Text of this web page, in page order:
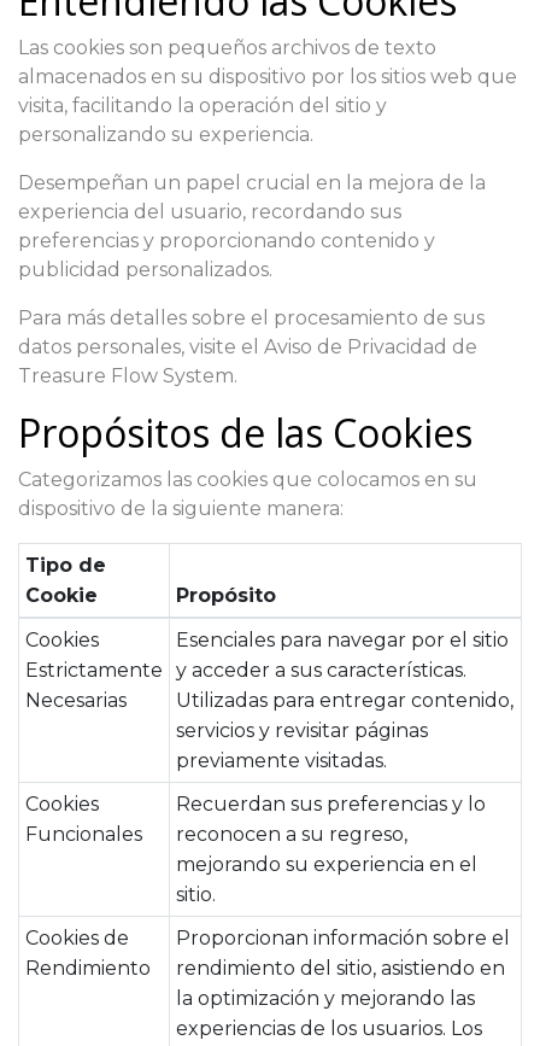
Las cookies son pequeños archivos de texto
almacenados en su dispositivo por los sitios web que
visita, facilitando la operación del sitio y
personalizando su experiencia.
Desempeñan un papel crucial en la mejora de la
experiencia del usuario, recordando sus
preferencias y proporcionando contenido y
publicidad personalizados.
Para más detalles sobre el procesamiento de sus
datos personales, visite el Aviso de Privacidad de
Treasure Flow System.
Propósitos de las Cookies
Categorizamos las cookies que colocamos en su
dispositivo de la siguiente manera:
Tipo de
Cookie
Propósito
Cookies
Estrictamente
Necesarias
Esenciales para navegar por el sitio
y acceder a sus características.
Utilizadas para entregar contenido,
servicios y revisitar páginas
previamente visitadas.
Cookies
Funcionales
Recuerdan sus preferencias y lo
reconocen a su regreso,
mejorando su experiencia en el
sitio.
Cookies de
Rendimiento
Proporcionan información sobre el
rendimiento del sitio, asistiendo en
la optimización y mejorando las
experiencias de los usuarios. Los